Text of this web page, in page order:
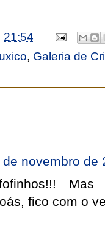
21:54
, Galeria de
de novembro de
fico com o